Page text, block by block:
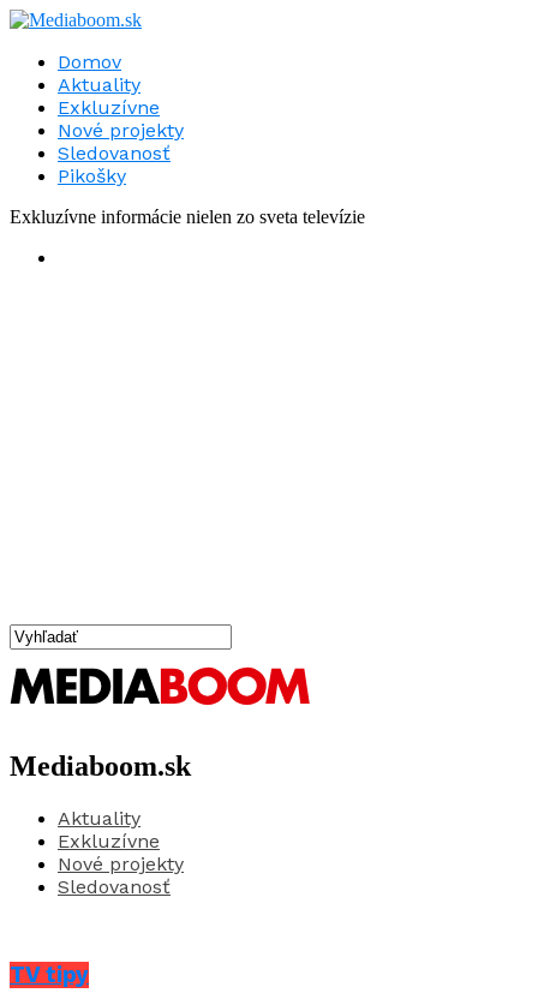
Domov
Aktuality
Exkluzívne
Nové projekty
Sledovanosť
Pikošky
Exkluzívne informácie nielen zo sveta televízie
Mediaboom.sk
Aktuality
Exkluzívne
Nové projekty
Sledovanosť
TV tipy